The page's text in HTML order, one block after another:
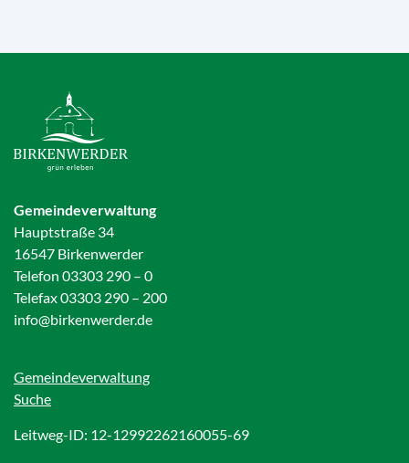
Gemeindeverwaltung
Hauptstraße 34
16547 Birkenwerder
Telefon 03303 290 – 0
Telefax 03303 290 – 200
info@birkenwerder.de
Gemeindeverwaltung
Suche
Leitweg-ID: 12-12992262160055-69